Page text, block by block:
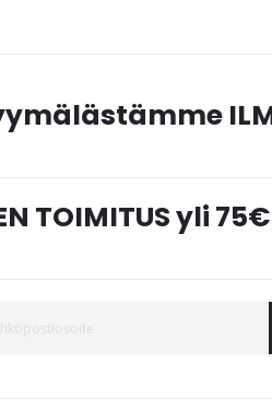
TOIMITUS yli